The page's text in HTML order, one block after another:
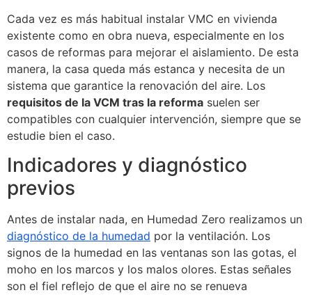
Cada vez es más habitual instalar VMC en vivienda
existente como en obra nueva, especialmente en los
casos de reformas para mejorar el aislamiento. De esta
manera, la casa queda más estanca y necesita de un
sistema que garantice la renovación del aire. Los
requisitos de la VCM tras la reforma suelen ser
compatibles con cualquier intervención, siempre que se
estudie bien el caso.
Indicadores y diagnóstico
previos
Antes de instalar nada, en Humedad Zero realizamos un
diagnóstico de la humedad por la ventilación. Los
signos de la humedad en las ventanas son las gotas, el
moho en los marcos y los malos olores. Estas señales
son el fiel reflejo de que el aire no se renueva